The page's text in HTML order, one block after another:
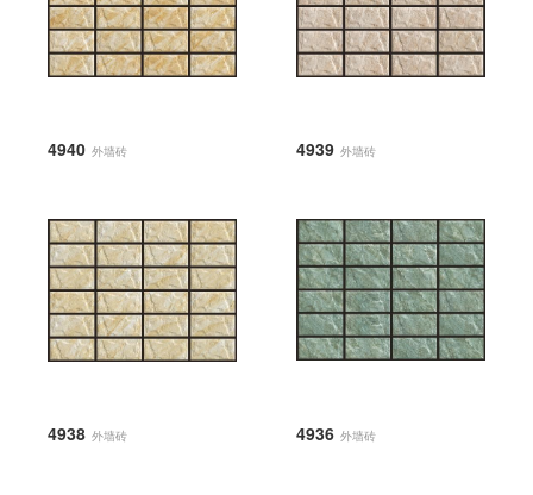
4940 外墙砖 4939 外墙砖
4938 外墙砖 4936 外墙砖